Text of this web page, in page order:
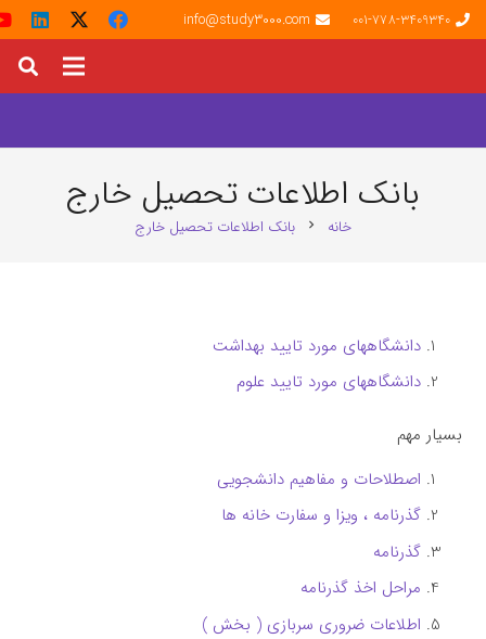
001-778-3409340
info@study3000.com
بانک اطلاعات تحصیل خارج
خانه chevron_right بانک اطلاعات تحصیل خارج
دانشگاههای مورد تایید بهداشت
دانشگاههای مورد تایید علوم
بسیار مهم
اصطلاحات و مفاهیم دانشجویی
گذرنامه ، ویزا و سفارت خانه ها
گذرنامه
مراحل اخذ گذرنامه
اطلاعات ضروری سربازی ( بخش )